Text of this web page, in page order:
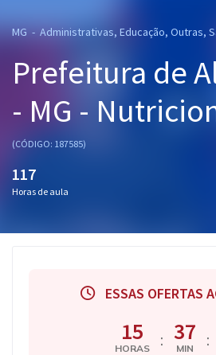
Cursos 20% OFF
Graduação
OAB
Conteúdo gratuito
MG - Administrativas, Educação, Outras,
Prefeitura de
- MG -
(CÓDIGO: 187585)
117
Horas de aula
ESSAS OFERTAS
15
HORAS : 37
MIN :